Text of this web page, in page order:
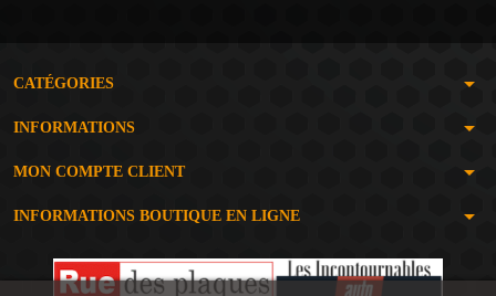
CATÉGORIES arrow_drop_down
INFORMATIONS arrow_drop_down
MON COMPTE CLIENT arrow_drop_down
INFORMATIONS BOUTIQUE EN LIGNE arrow_drop_down